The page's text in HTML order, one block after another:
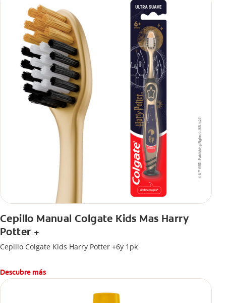
Cepillo Manual Colgate Kids Mas Harry
Potter +
Cepillo Colgate Kids Harry Potter +6y 1pk
Descubre más